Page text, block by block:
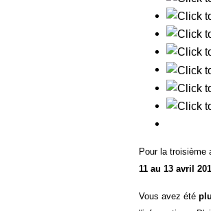
Pour la troisième
11 au 13 avril
Vous avez été